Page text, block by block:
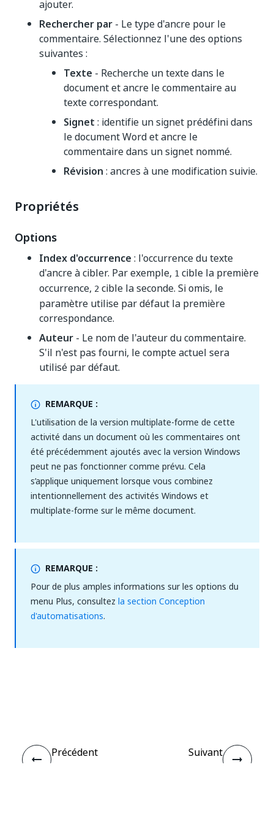
ajouter.
Rechercher par - Le type d'ancre pour le
commentaire. Sélectionnez l'une des options
suivantes :
Texte - Recherche un texte dans le
document et ancre le commentaire au
texte correspondant.
Signet : identifie un signet prédéfini dans
le document Word et ancre le
commentaire dans un signet nommé.
Révision : ancres à une modification suivie.
Propriétés
Options
Index d'occurrence : l'occurrence du texte
d'ancre à cibler. Par exemple, 1 cible la première
occurrence, 2 cible la seconde. Si omis, le
paramètre utilise par défaut la première
correspondance.
Auteur - Le nom de l'auteur du commentaire.
S'il n'est pas fourni, le compte actuel sera
utilisé par défaut.
REMARQUE :
L'utilisation de la version multiplate-forme de cette
activité dans un document où les commentaires ont
été précédemment ajoutés avec la version Windows
peut ne pas fonctionner comme prévu. Cela
s’applique uniquement lorsque vous combinez
intentionnellement des activités Windows et
multiplate-forme sur le même document.
REMARQUE :
Pour de plus amples informations sur les options du
menu Plus, consultez la section Conception
d'automatisations.
Précédent
Suivant